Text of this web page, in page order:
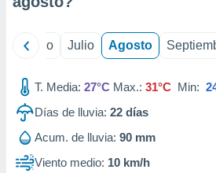
mediante
publicidad
publicidad
Junio Julio Agosto
T. Media: 27°C Max.: 31°C Min:
Días de lluvia: 22 días
Acum. de lluvia: 90 mm
Viento medio: 10 km/h